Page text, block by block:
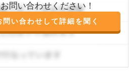
お問い合わせください！
問い合わせして詳細を聞く